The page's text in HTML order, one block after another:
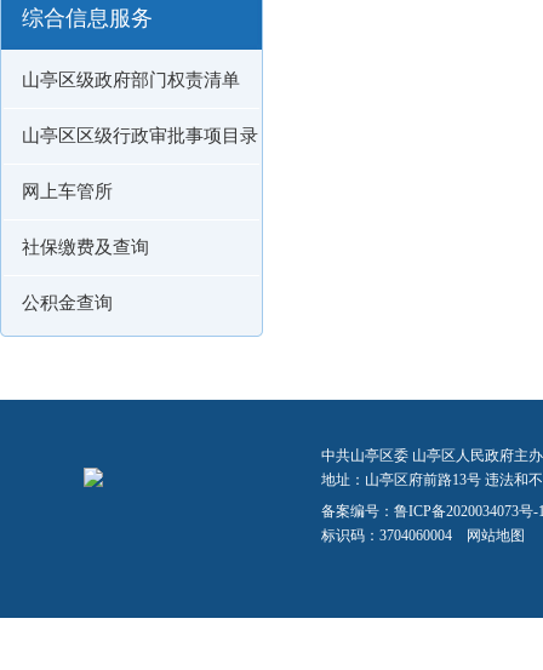
综合信息服务
山亭区级政府部门权责清单
山亭区区级行政审批事项目录
网上车管所
社保缴费及查询
公积金查询
中共山亭区委 山亭区人民政府主
地址：山亭区府前路13号 违法和
备案编号： 鲁ICP备2020034073号-
标识码：3704060004 网站地图